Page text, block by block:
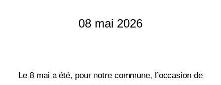
08 mai 2026
Le 8 mai a été, pour notre commune, l’occasion de